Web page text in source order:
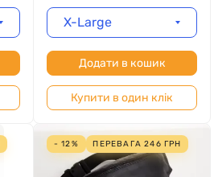
X-Large
Додати в кошик
Купити в один клік
- 12% ПЕРЕВАГА246 ГРН